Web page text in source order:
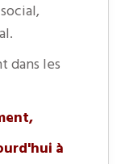
dans les
à